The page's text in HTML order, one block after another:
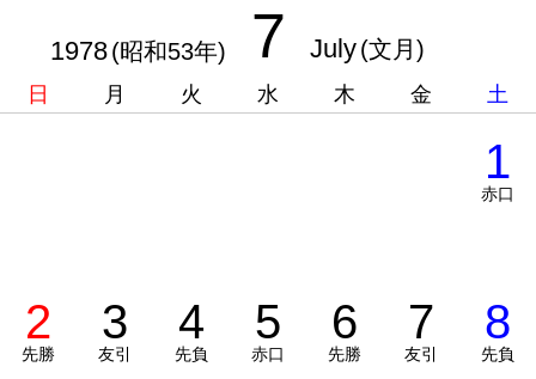
1978(昭和53年) 7 July(文月)
日 月 火 水 木 金 土
1
赤口
2
先勝
3
友引
4
先負
5
赤口
6
先勝
7
友引
8
先負